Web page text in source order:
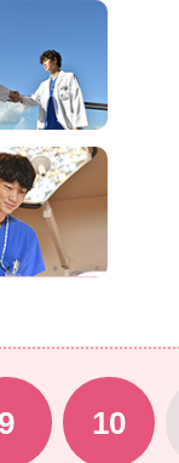
9 10